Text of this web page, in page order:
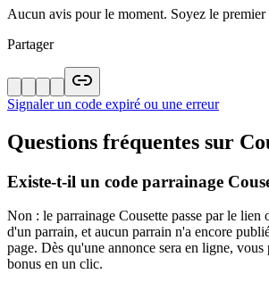
Aucun avis pour le moment. Soyez le premier
Partager
Signaler un code expiré ou une erreur
Questions fréquentes sur
Existe-t-il un code parrainage
Non : le parrainage Cousette passe par le lien
d'un parrain, et aucun parrain n'a encore
page. Dès qu'une annonce sera en ligne,
bonus en un clic.